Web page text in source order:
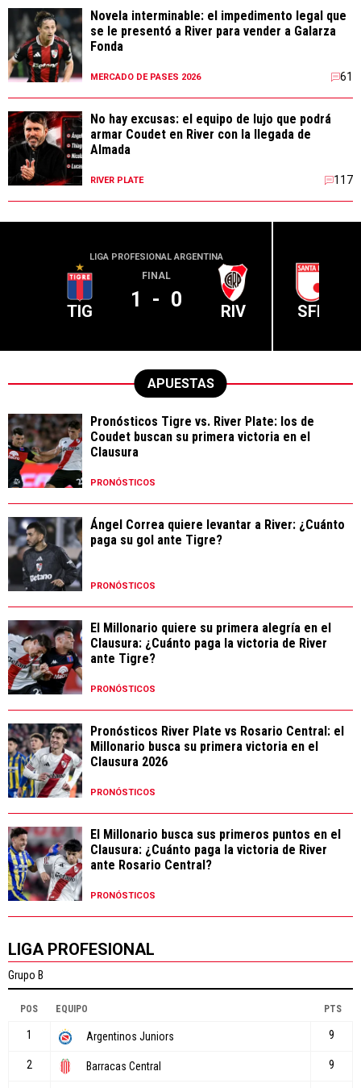
Novela interminable: el impedimento legal que
se le presentó a River para vender a Galarza
Fonda
MERCADO DE PASES 2026 61
No hay excusas: el equipo de lujo que podrá
armar Coudet en River con la llegada de
Almada
RIVER PLATE 117
LIGA PROFESIONAL ARGENTINA
TIG
FINAL
1 - 0 RIV SFE
APUESTAS
Pronósticos Tigre vs. River Plate: los de
Coudet buscan su primera victoria en el
Clausura
PRONÓSTICOS
Ángel Correa quiere levantar a River: ¿Cuánto
paga su gol ante Tigre?
PRONÓSTICOS
El Millonario quiere su primera alegría en el
Clausura: ¿Cuánto paga la victoria de River
ante Tigre?
PRONÓSTICOS
Pronósticos River Plate vs Rosario Central: el
Millonario busca su primera victoria en el
Clausura 2026
PRONÓSTICOS
El Millonario busca sus primeros puntos en el
Clausura: ¿Cuánto paga la victoria de River
ante Rosario Central?
PRONÓSTICOS
LIGA PROFESIONAL